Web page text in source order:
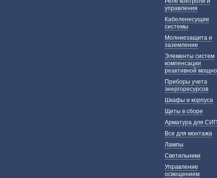
управления
Кабеленесущие
системы
Молниезащита и
заземление
Элементы систем
компенсации
реактивной
Приборы учета
энергоресурсов
Шкафы и корпуса
Щиты в сборе
Арматура для
Все для монтажа
Лампы
Светильники
Управление
освещением